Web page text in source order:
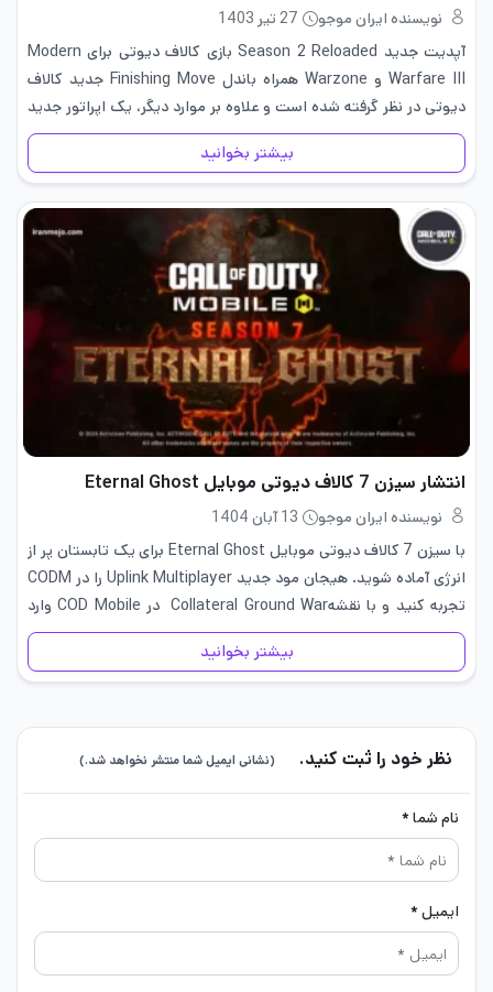
نویسنده ایران موجو
27 تیر 1403
آپدیت جدید Season 2 Reloaded بازی کالاف دیوتی برای Modern
Warfare III و Warzone همراه باندل Finishing Move جدید کالاف
دیوتی در نظر گرفته شده است و علاوه بر موارد دیگر، یک اپراتور جدید
به نام Godzilla vs. Kong را…
بیشتر بخوانید
انتشار سیزن 7 کالاف دیوتی موبایل Eternal Ghost
نویسنده ایران موجو
13 آبان 1404
با سیزن 7 کالاف دیوتی موبایل Eternal Ghost برای یک تابستان پر از
انرژی آماده شوید. هیجان مود جدید Uplink Multiplayer را در CODM
تجربه کنید و با نقشهCollateral Ground War در COD Mobile وارد
نبردهای خودرویی با اکتان بالا…
بیشتر بخوانید
نظر خود را ثبت کنید. (نشانی ایمیل شما منتشر نخواهد شد.)
نام شما *
ایمیل *